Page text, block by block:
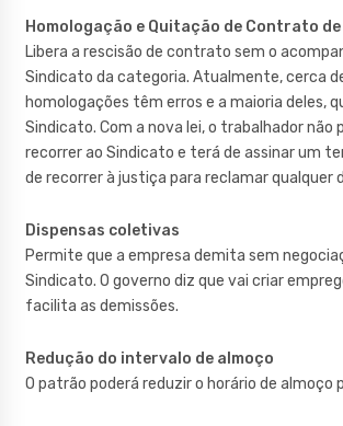
Homologação e Quitação de Contrato
Libera a rescisão de contrato sem o
Sindicato da categoria. Atualmente, cerca
homologações têm erros e a maioria deles,
Sindicato. Com a nova lei, o trabalhador não
recorrer ao Sindicato e terá de assinar um
de recorrer à justiça para reclamar qualquer
Dispensas coletivas
Permite que a empresa demita sem
Sindicato. O governo diz que vai criar
facilita as demissões.
Redução do intervalo de almoço
O patrão poderá reduzir o horário de almoço